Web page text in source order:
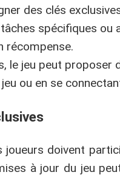
des clés
spécifiques
récompense.
le jeu peut proposer
ou en se
joueurs doivent
à jour du jeu